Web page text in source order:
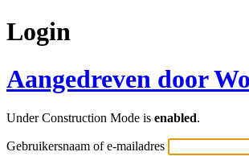
Login
Aangedreven door
Under Construction Mode is enabled.
Gebruikersnaam of e-mailadres